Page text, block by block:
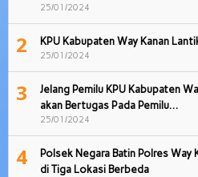
25/01/2024
2 KPU Kabupaten Way Kanan
25/01/2024
3
Jelang Pemilu KPU Kabupaten
akan Bertugas Pada Pemilu…
25/01/2024
4
Polsek Negara Batin Polres Way
di Tiga Lokasi Berbeda